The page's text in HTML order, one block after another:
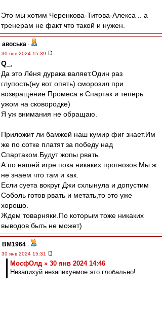
Это мы хотим Черенкова-Титова-Алекса .. а
тренерам не факт что такой и нужен.
авоська -
30 янв 2024 15:39
Q_
Да это Лёня дурака валяет.Один раз
глупость(ну вот опять) сморозил при
возвращение Промеса в Спартак и теперь
ужом на сковородке)
Я уж внимания не обращаю.
Приложит ли бамжей наш кумир фиг знает.Им
же по сотке платят за победу над
Спартаком.Будут жопы рвать.
А по нашей игре пока никаких прогнозов.Мы ж
не знаем что там и как.
Если суета вокруг Джи схлынула и допустим
Соболь готов рвать и метать,то это уже
хорошо.
Ждем товарняки.По которым тоже никаких
выводов быть не может)
BM1964 -
30 янв 2024 15:31
МосфОлд » 30 янв 2024 14:46
Незапихуй незапихуемое это глобально!